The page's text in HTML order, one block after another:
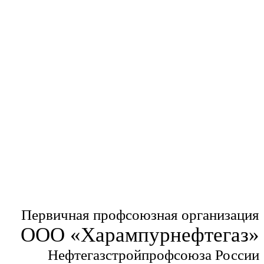
Первичная профсоюзная организация
ООО «Харампурнефтегаз»
Нефтегазстройпрофсоюза России